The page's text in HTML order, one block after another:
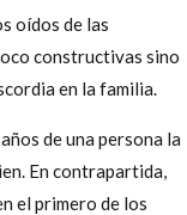
oídos de las
constructivas sino
en la familia.
de una persona la
En contrapartida,
el primero de los